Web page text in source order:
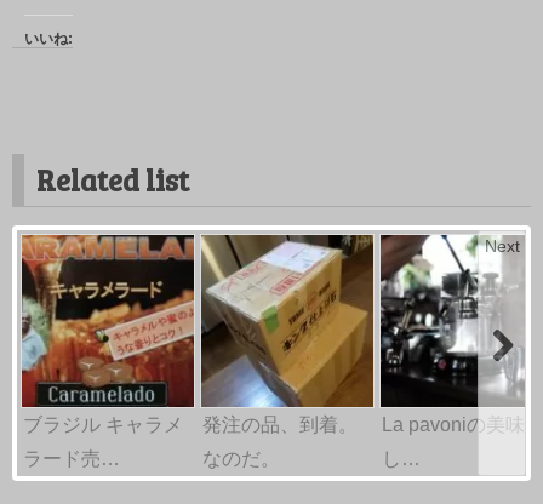
いいね:
Related list
ブラジル キャラメ
ラード売…
発注の品、到着。
なのだ。
La pavoniの美味
し…
Next